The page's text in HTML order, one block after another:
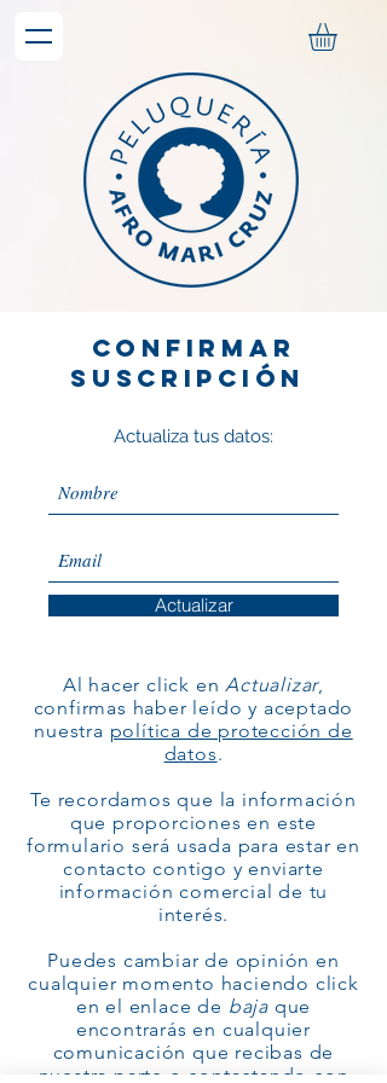
Confirmar
suscripción
Actualiza tus datos:
Actualizar
Al hacer click enActualizar,
confirmas haber leído y aceptado
nuestra política de protección de
datos.
Te recordamos que la información
que proporciones en este
formulario será usada para estar en
contacto contigo y enviarte
información comercial de tu
interés.
Puedes cambiar de opinión en
cualquier momento haciendo click
en el enlace de bajaque
encontrarás en cualquier
comunicación que recibas de
nuestra parte o contactando con